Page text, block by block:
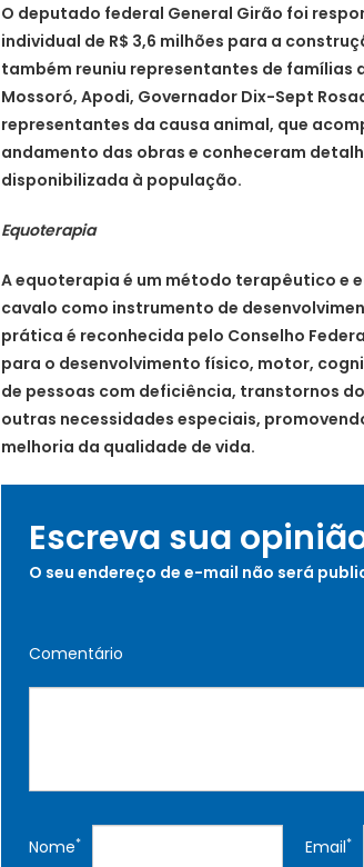
O deputado federal General Girão foi
individual de R$ 3,6 milhões para a
também reuniu representantes de famílias
Mossoró, Apodi, Governador Dix-Sept
representantes da causa animal, que
andamento das obras e conheceram
disponibilizada à população.
Equoterapia
A equoterapia é um método terapêutico e
cavalo como instrumento de
prática é reconhecida pelo Conselho
para o desenvolvimento físico, motor,
de pessoas com deficiência, transtornos
outras necessidades especiais,
melhoria da qualidade de vida.
Escreva sua
O seu endereço de e-mail não será
Comentário
Nome* Email*